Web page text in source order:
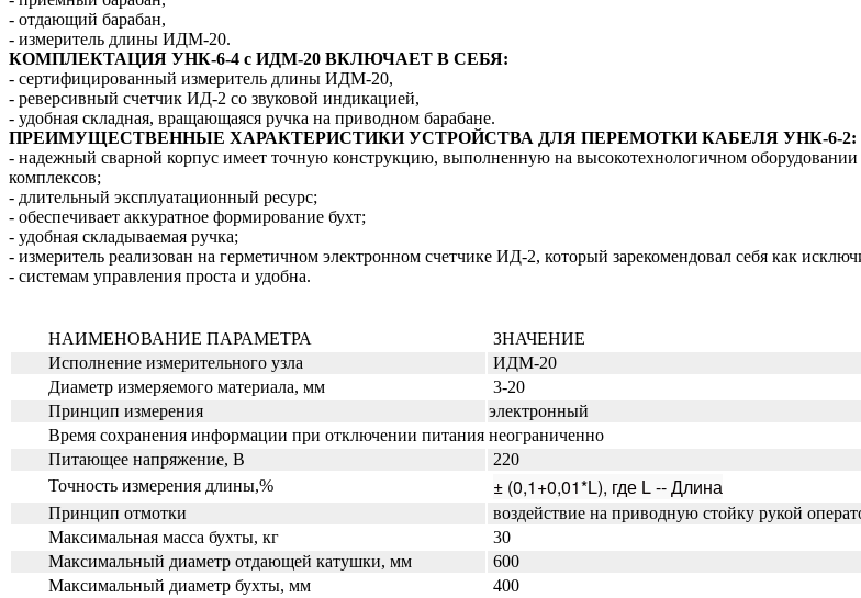
- отдающий барабан,
- измеритель длины ИДМ-20.
КОМПЛЕКТАЦИЯ УНК-6-4 с ИДМ-20 ВКЛЮЧАЕТ В СЕБЯ:
- сертифицированный измеритель длины ИДМ-20,
- реверсивный счетчик ИД-2 со звуковой индикацией,
- удобная складная, вращающаяся ручка на приводном барабане.
ПРЕИМУЩЕСТВЕННЫЕ ХАРАКТЕРИСТИКИ УСТРОЙСТВА ДЛЯ ПЕРЕМОТКИ КАБЕЛЯ УНК-6-2:
- надежный сварной корпус имеет точную конструкцию, выполненную на высокотехнологичном
комплексов;
- длительный эксплуатационный ресурс;
- обеспечивает аккуратное формирование бухт;
- удобная складываемая ручка;
- измеритель реализован на герметичном электронном счетчике ИД-2, который зарекомендовал себя как
- системам управления проста и удобна.
НАИМЕНОВАНИЕ ПАРАМЕТРА
ЗНАЧЕНИЕ
Исполнение измерительного узла
ИДМ-20
Диаметр измеряемого материала, мм
3-20
Принцип измерения
электронный
Время сохранения информации при отключении питания неограниченно
Питающее напряжение, В
220
Точность измерения длины,%
± (0,1+0,01*L), где L -- Длина
Принцип отмотки
воздействие на приводную стойку рукой
Максимальная масса бухты, кг
30
Максимальный диаметр отдающей катушки, мм
600
Максимальный диаметр бухты, мм
400